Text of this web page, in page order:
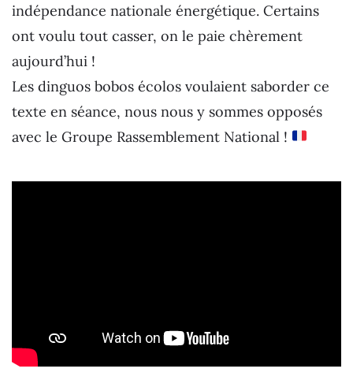
indépendance nationale énergétique. Certains
ont voulu tout casser, on le paie chèrement
aujourd’hui !
Les dinguos bobos écolos voulaient saborder ce
texte en séance, nous nous y sommes opposés
avec le Groupe Rassemblement National !